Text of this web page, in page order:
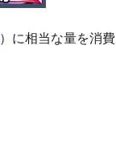
）に相当な量を消費